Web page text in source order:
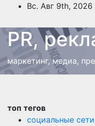
Перейти
содержимому
Вс. Авг 9th, 2026
PR,
маркетинг, медиа,
топ тегов
социальные сети